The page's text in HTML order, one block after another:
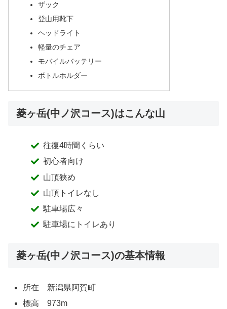
ザック
登山用靴下
ヘッドライト
軽量のチェア
モバイルバッテリー
ボトルホルダー
菱ヶ岳(中ノ沢コース)はこんな山
往復4時間くらい
初心者向け
山頂狭め
山頂トイレなし
駐車場広々
駐車場にトイレあり
菱ヶ岳(中ノ沢コース)の基本情報
所在 新潟県阿賀町
標高 973m